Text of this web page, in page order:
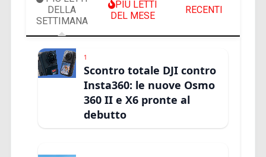
DELLA
SETTIMANA
PIÙ LETTI
DEL MESE
RECENTI
1
Scontro totale DJI contro
Insta360: le nuove Osmo
360 II e X6 pronte al
debutto